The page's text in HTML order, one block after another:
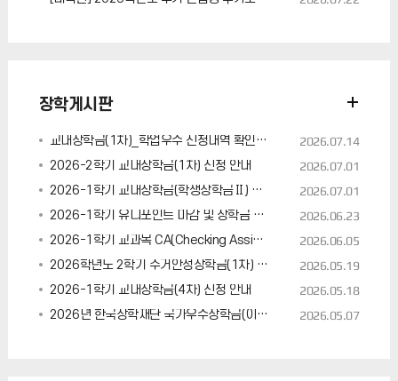
장학게시판
교내장학금(1차)_학업우수 신청내역 확인용 (7/16 14시까지 확인) 2026.07.14
2026-2학기 교내장학금(1차) 신청 안내 2026.07.01
2026-1학기 교내장학금(학생장학금Ⅱ) 신청 안내 2026.07.01
2026-1학기 유니포인트 마감 및 장학금 신청 안내 2026.06.23
2026-1학기 교과목 CA(Checking Assistant) 결과 보고서 제출 안내 2026.06.05
2026학년도 2학기 주거안정장학금(1차) 학생 신청기간 안내 2026.05.19
2026-1학기 교내장학금(4차) 신청 안내 2026.05.18
2026년 한국장학재단 국가우수장학금(이공계) 신규장학생 선발 안내 2026.05.07